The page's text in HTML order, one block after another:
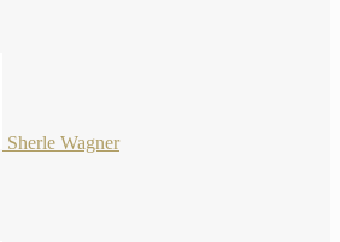
Sherle Wagner